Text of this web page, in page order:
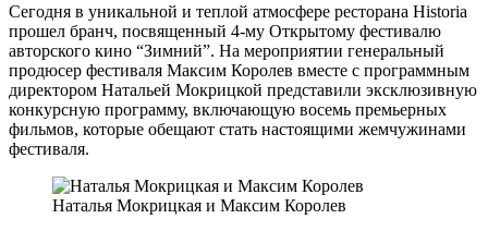
Сегодня в уникальной и теплой атмосфере ресторана Historia
прошел бранч, посвященный 4-му Открытому фестивалю
авторского кино “Зимний”. На мероприятии генеральный
продюсер фестиваля Максим Королев вместе с программным
директором Натальей Мокрицкой представили эксклюзивную
конкурсную программу, включающую восемь премьерных
фильмов, которые обещают стать настоящими жемчужинами
фестиваля.
Наталья Мокрицкая и Максим Королев